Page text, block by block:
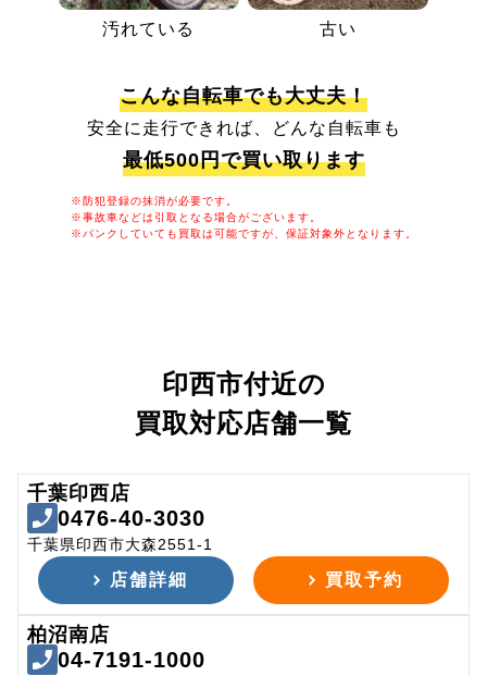
汚れている 古い
こんな自転車でも大丈夫！
安全に走行できれば、どんな自転車も
最低500円で買い取ります
※防犯登録の抹消が必要です。
※事故車などは引取となる場合がございます。
※パンクしていても買取は可能ですが、保証対象外となります。
印西市付近の
買取対応店舗一覧
千葉印西店
0476-40-3030
千葉県印西市大森2551-1
店舗詳細 買取予約
柏沼南店
04-7191-1000